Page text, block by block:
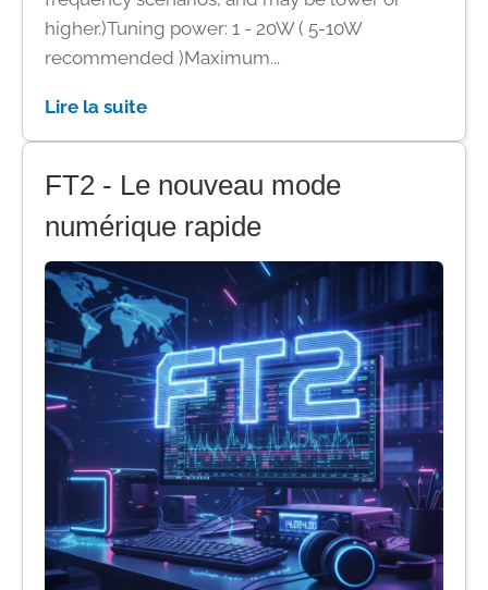
higher.)Tuning power: 1 - 20W ( 5-10W
recommended )Maximum...
Lire la suite
FT2 - Le nouveau mode
numérique rapide